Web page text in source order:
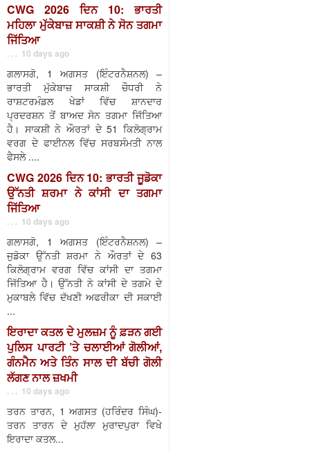
CWG 2026 ਦਿਨ 10: ਭਾਰਤੀ
ਮਹਿਲਾ ਮੁੱਕੇਬਾਜ਼ ਸਾਕਸ਼ੀ ਨੇ ਸੋਨ ਤਗਮਾ
ਜਿੱਤਿਆ
. . . 10 days ago
ਗਲਾਸਗੋ, 1 ਅਗਸਤ (ਇੰਟਰਨੈਸ਼ਨਲ) –
ਭਾਰਤੀ ਮੁੱਕੇਬਾਜ਼ ਸਾਕਸ਼ੀ ਚੌਧਰੀ ਨੇ
ਰਾਸ਼ਟਰਮੰਡਲ ਖੇਡਾਂ ਵਿੱਚ ਸ਼ਾਨਦਾਰ
ਪ੍ਰਦਰਸ਼ਨ ਤੋਂ ਬਾਅਦ ਸੋਨ ਤਗਮਾ ਜਿੱਤਿਆ
ਹੈ। ਸਾਕਸ਼ੀ ਨੇ ਔਰਤਾਂ ਦੇ 51 ਕਿਲੋਗ੍ਰਾਮ
ਵਰਗ ਦੇ ਫਾਈਨਲ ਵਿੱਚ ਸਰਬਸੰਮਤੀ ਨਾਲ
ਫੈਸਲੇ ....
CWG 2026 ਦਿਨ 10: ਭਾਰਤੀ ਜੂਡੋਕਾ
ਉੱਨਤੀ ਸ਼ਰਮਾ ਨੇ ਕਾਂਸੀ ਦਾ ਤਗਮਾ
ਜਿੱਤਿਆ
. . . 10 days ago
ਗਲਾਸਗੋ, 1 ਅਗਸਤ (ਇੰਟਰਨੈਸ਼ਨਲ) –
ਜੁਡੋਕਾ ਉੱਨਤੀ ਸ਼ਰਮਾ ਨੇ ਔਰਤਾਂ ਦੇ 63
ਕਿਲੋਗ੍ਰਾਮ ਵਰਗ ਵਿੱਚ ਕਾਂਸੀ ਦਾ ਤਗਮਾ
ਜਿੱਤਿਆ ਹੈ। ਉੱਨਤੀ ਨੇ ਕਾਂਸੀ ਦੇ ਤਗਮੇ ਦੇ
ਮੁਕਾਬਲੇ ਵਿੱਚ ਦੱਖਣੀ ਅਫਰੀਕਾ ਦੀ ਸਕਾਈ
...
ਇਰਾਦਾ ਕਤਲ ਦੇ ਮੁਲਜ਼ਮ ਨੂੰ ਫ਼ੜਨ ਗਈ
ਪੁਲਿਸ ਪਾਰਟੀ ’ਤੇ ਚਲਾਈਆਂ ਗੋਲੀਆਂ,
ਗੰਨਮੈਨ ਅਤੇ ਤਿੰਨ ਸਾਲ ਦੀ ਬੱਚੀ ਗੋਲੀ
ਲੱਗਣ ਨਾਲ ਜ਼ਖਮੀ
. . . 10 days ago
ਤਰਨ ਤਾਰਨ, 1 ਅਗਸਤ (ਹਰਿੰਦਰ ਸਿੰਘ)-
ਤਰਨ ਤਾਰਨ ਦੇ ਮੁਹੱਲਾ ਮੁਰਾਦਪੁਰਾ ਵਿਖੇ
ਇਰਾਦਾ ਕਤਲ...